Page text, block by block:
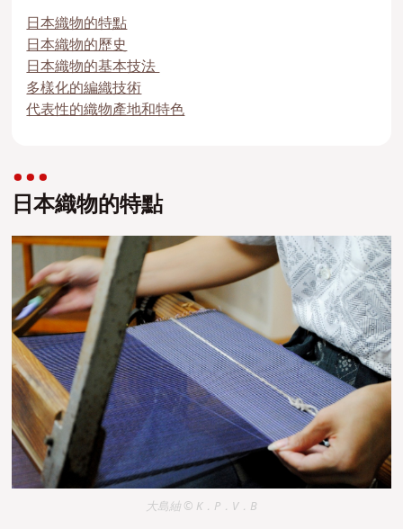
日本織物的特點
日本織物的歷史
日本織物的基本技法
多樣化的編織技術
代表性的織物產地和特色
日本織物的特點
大島紬 © K．P．V．B